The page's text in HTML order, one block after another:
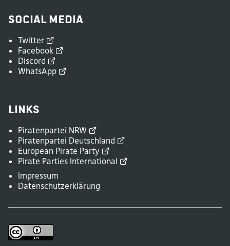
Social Media
Twitter
Facebook
Discord
WhatsApp
Links
Piratenpartei NRW
Piratenpartei Deutschland
European Pirate Party
Pirate Parties International
Impressum
Datenschutzerklärung